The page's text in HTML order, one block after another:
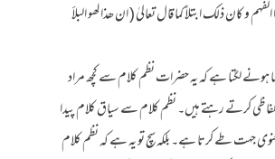
و کان ذلک ابتلاً کما قال تعالیٰ ( ان ھذا لھو البلأ
لگتا ہے کہ یہ حضرات نظم کلام سے کچھ مراد
کرتے رہتے ہیں۔ نظم کلام سے سیاق کلام پیدا
جہت طے کرتا ہے۔ بلکہ سچ تو یہ ہے کہ نظم کلام